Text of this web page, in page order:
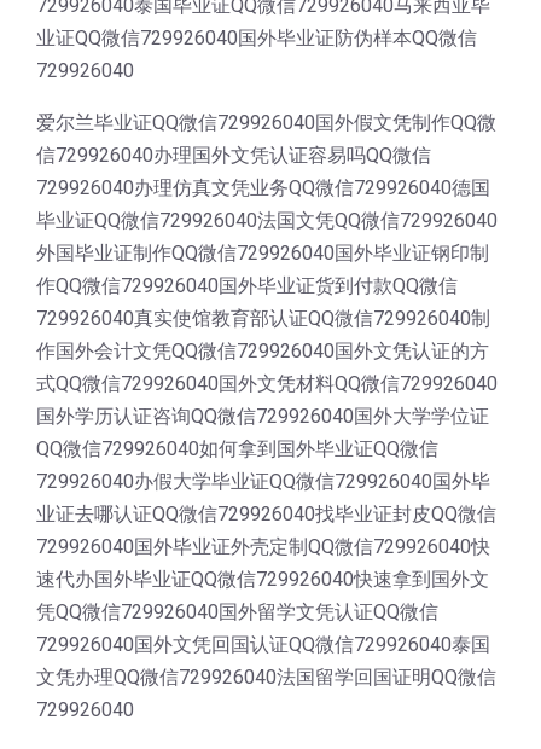
729926040泰国毕业证QQ微信729926040马来西亚毕
业证QQ微信729926040国外毕业证防伪样本QQ微信
729926040
爱尔兰毕业证QQ微信729926040国外假文凭制作QQ微
信729926040办理国外文凭认证容易吗QQ微信
729926040办理仿真文凭业务QQ微信729926040德国
毕业证QQ微信729926040法国文凭QQ微信729926040
外国毕业证制作QQ微信729926040国外毕业证钢印制
作QQ微信729926040国外毕业证货到付款QQ微信
729926040真实使馆教育部认证QQ微信729926040制
作国外会计文凭QQ微信729926040国外文凭认证的方
式QQ微信729926040国外文凭材料QQ微信729926040
国外学历认证咨询QQ微信729926040国外大学学位证
QQ微信729926040如何拿到国外毕业证QQ微信
729926040办假大学毕业证QQ微信729926040国外毕
业证去哪认证QQ微信729926040找毕业证封皮QQ微信
729926040国外毕业证外壳定制QQ微信729926040快
速代办国外毕业证QQ微信729926040快速拿到国外文
凭QQ微信729926040国外留学文凭认证QQ微信
729926040国外文凭回国认证QQ微信729926040泰国
文凭办理QQ微信729926040法国留学回国证明QQ微信
729926040